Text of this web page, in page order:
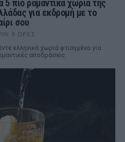
5 πιο ρομαντικά χωριά της
για εκδρομή με το
σου
9 ΏΡΕΣ
ελληνικά χωριά φτιαγμένα για
αποδράσεις